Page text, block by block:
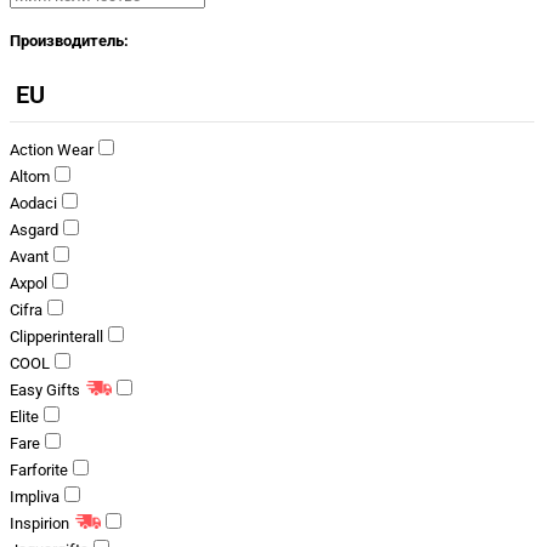
Производитель:
EU
Action Wear
Altom
Aodaci
Asgard
Avant
Axpol
Cifra
Clipperinterall
COOL
Easy Gifts
Elite
Fare
Farforite
Impliva
Inspirion